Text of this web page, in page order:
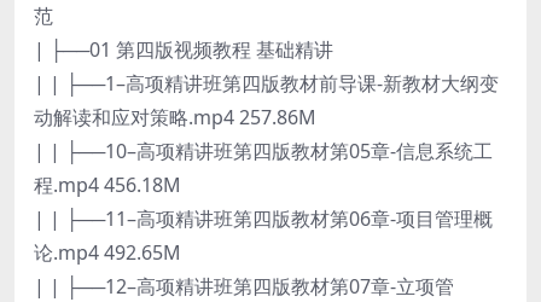
范
| ├──01 第四版视频教程 基础精讲
| | ├──1–高项精讲班第四版教材前导课-新教材大纲变
动解读和应对策略.mp4 257.86M
| | ├──10–高项精讲班第四版教材第05章-信息系统工
程.mp4 456.18M
| | ├──11–高项精讲班第四版教材第06章-项目管理概
论.mp4 492.65M
| | ├──12–高项精讲班第四版教材第07章-立项管